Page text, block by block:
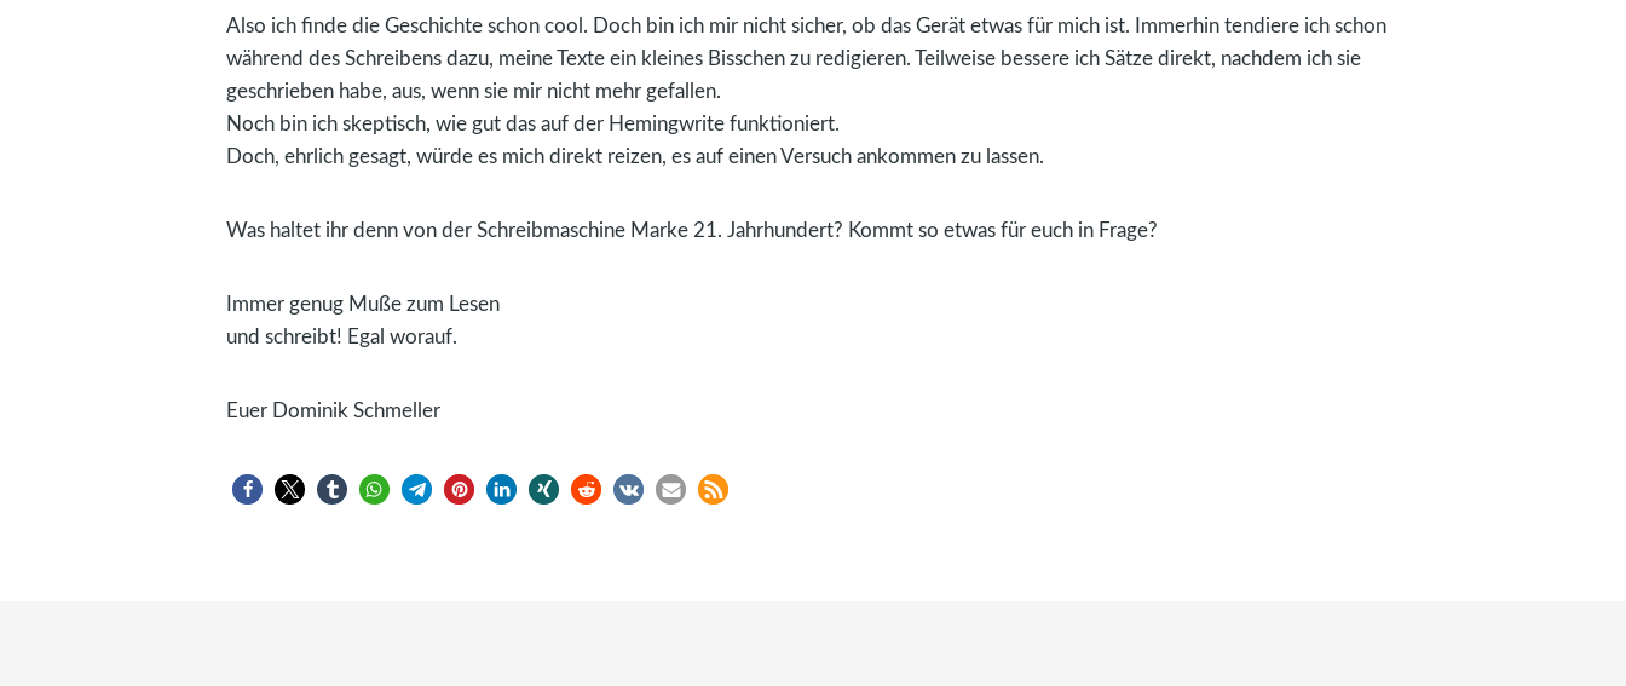
Also ich finde die Geschichte schon cool. Doch bin ich mir nicht sicher, ob das Gerät etwas für mich ist. Immerhin tendiere ich schon
während des Schreibens dazu, meine Texte ein kleines Bisschen zu redigieren. Teilweise bessere ich Sätze direkt, nachdem ich sie
geschrieben habe, aus, wenn sie mir nicht mehr gefallen.
Noch bin ich skeptisch, wie gut das auf der Hemingwrite funktioniert.
Doch, ehrlich gesagt, würde es mich direkt reizen, es auf einen Versuch ankommen zu lassen.
Was haltet ihr denn von der Schreibmaschine Marke 21. Jahrhundert? Kommt so etwas für euch in Frage?
Immer genug Muße zum Lesen
und schreibt! Egal worauf.
Euer Dominik Schmeller